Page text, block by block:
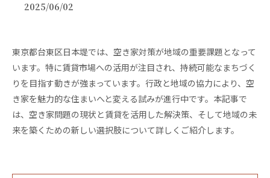
2025/06/02
東京都台東区日本堤では、空き家対策が地域の重要課題となって
います。特に賃貸市場への活用が注目され、持続可能なまちづく
りを目指す動きが強まっています。行政と地域の協力により、空
き家を魅力的な住まいへと変える試みが進行中です。本記事で
は、空き家問題の現状と賃貸を活用した解決策、そして地域の未
来を築くための新しい選択肢について詳しくご紹介します。